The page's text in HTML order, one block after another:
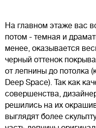
На главном этаже вас
потом - темная и
менее, оказывается
черный оттенок
от лепнины до потолка
Deep Space). Так как
совершенства,
решились на их
выглядят более